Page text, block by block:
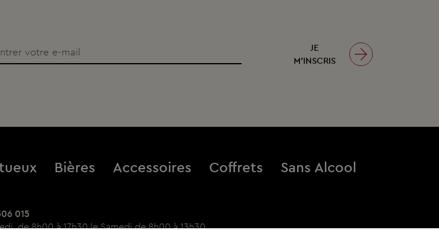
JE
M’INSCRIS
Bières Accessoires Coffrets Sans Alcool
015
de 8h00 à 17h30 le Samedi de 8h00 à 13h30